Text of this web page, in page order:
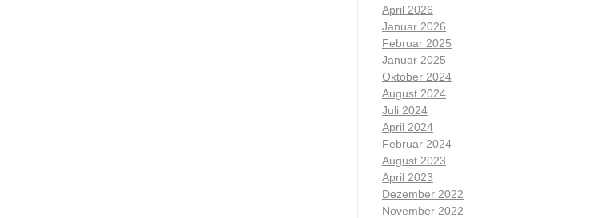
April 2026
Januar 2026
Februar 2025
Januar 2025
Oktober 2024
August 2024
Juli 2024
April 2024
Februar 2024
August 2023
April 2023
Dezember 2022
November 2022